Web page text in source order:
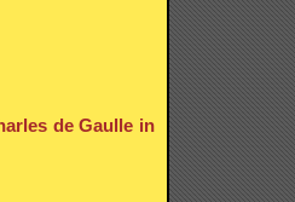
de Gaulle in